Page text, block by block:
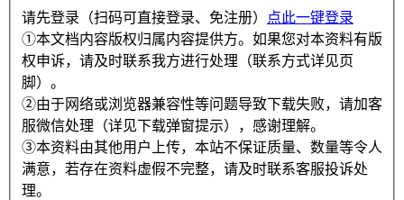
请先登录（扫码可直接登录、免注册）
点此一键登录
①本文档内容版权归属内容提供方。如果您对本资料有版
权申诉，请及时联系我方进行处理（联系方式详见页
脚）。
②由于网络或浏览器兼容性等问题导致下载失败，请加客
服微信处理（详见下载弹窗提示），感谢理解。
③本资料由其他用户上传，本站不保证质量、数量等令人
满意，若存在资料虚假不完整，请及时联系客服投诉处
理。